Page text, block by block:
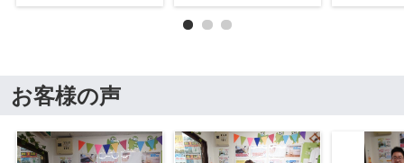
お客様の声